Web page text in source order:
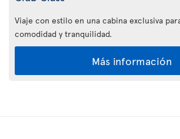
Viaje con estilo en una cabina exclusiva
comodidad y tranquilidad.
Más información